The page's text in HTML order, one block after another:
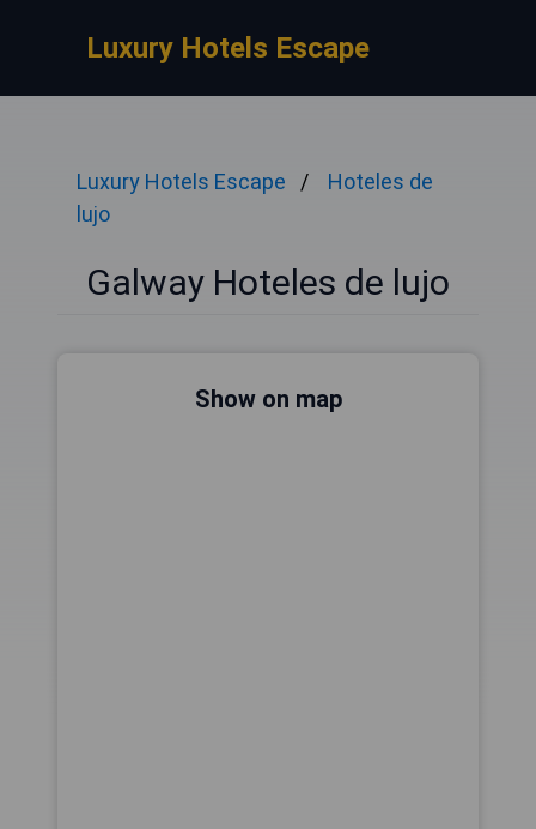
Luxury Hotels Escape
Luxury Hotels Escape
Hoteles de
lujo
Galway Hoteles de lujo
Show on map